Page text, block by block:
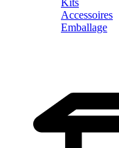
Kits
Accessoires
Emballage